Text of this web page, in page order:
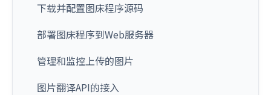
下载并配置图床程序源码
部署图床程序到Web服务器
管理和监控上传的图片
图片翻译API的接入